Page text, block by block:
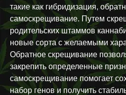
такие как гибридизация,
самоскрещивание. Путем
родительских штаммов
новые сорта с желаемыми
Обратное скрещивание
закрепить определенные
самоскрещивание помогает
набор генов и получить